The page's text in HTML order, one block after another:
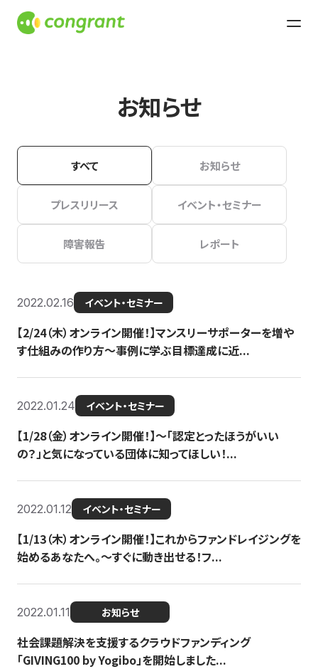
お知らせ
すべて お知らせ
プレスリリース イベント・セミナー
障害報告 レポート
2022.02.16 イベント・セミナー
【2/24（木）オンライン開催！】マンスリーサポーターを増や
す仕組みの作り方〜事例に学ぶ目標達成に近...
2022.01.24 イベント・セミナー
【1/28（金）オンライン開催！】〜「認定とったほうがいい
の？」と気になっている団体に知ってほしい！...
2022.01.12 イベント・セミナー
【1/13（木）オンライン開催！】これからファンドレイジングを
始めるあなたへ。〜すぐに動き出せる！フ...
2022.01.11 お知らせ
社会課題解決を支援するクラウドファンディング
「GIVING100 by Yogibo」を開始しました...